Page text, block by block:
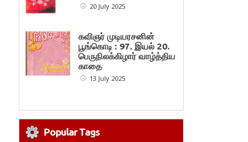
20 July 2025
கவிஞர் முடியரசனின்
பூங்கொடி : 97. இயல் 20.
பெருநிலக்கிழார் வாழ்த்திய
காதை
13 July 2025
Popular Tags